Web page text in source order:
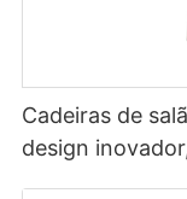
Cadeiras de
design